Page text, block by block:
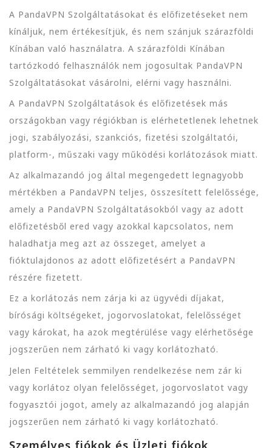
A PandaVPN Szolgáltatásokat és előfizetéseket nem
kínáljuk, nem értékesítjük, és nem szánjuk szárazföldi
Kínában való használatra. A szárazföldi Kínában
tartózkodó felhasználók nem jogosultak PandaVPN
Szolgáltatásokat vásárolni, elérni vagy használni.
A PandaVPN Szolgáltatások és előfizetések más
országokban vagy régiókban is elérhetetlenek lehetnek
jogi, szabályozási, szankciós, fizetési szolgáltatói,
platform-, műszaki vagy működési korlátozások miatt.
Az alkalmazandó jog által megengedett legnagyobb
mértékben a PandaVPN teljes, összesített felelőssége,
amely a PandaVPN Szolgáltatásokból vagy az adott
előfizetésből ered vagy azokkal kapcsolatos, nem
haladhatja meg azt az összeget, amelyet a
fióktulajdonos az adott előfizetésért a PandaVPN
részére fizetett.
Ez a korlátozás nem zárja ki az ügyvédi díjakat,
bírósági költségeket, jogorvoslatokat, felelősséget
vagy károkat, ha azok megtérülése vagy elérhetősége
jogszerűen nem zárható ki vagy korlátozható.
Jelen Feltételek semmilyen rendelkezése nem zár ki
vagy korlátoz olyan felelősséget, jogorvoslatot vagy
fogyasztói jogot, amely az alkalmazandó jog alapján
jogszerűen nem zárható ki vagy korlátozható.
Személyes fiókok és Üzleti fiókok